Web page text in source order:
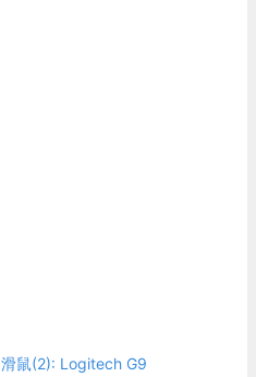
滑鼠(2): Logitech G9